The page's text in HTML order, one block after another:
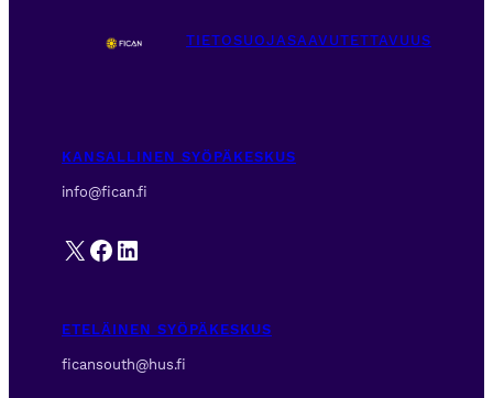
TIETOSUOJASAAVUTETTAVUUS
KANSALLINEN SYÖPÄKESKUS
info@fican.fi
X Facebook
LinkedIn
ETELÄINEN SYÖPÄKESKUS
ficansouth@hus.fi